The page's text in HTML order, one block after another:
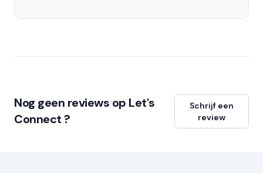
Nog geen reviews op Let's
Connect ?
Schrijf een
review